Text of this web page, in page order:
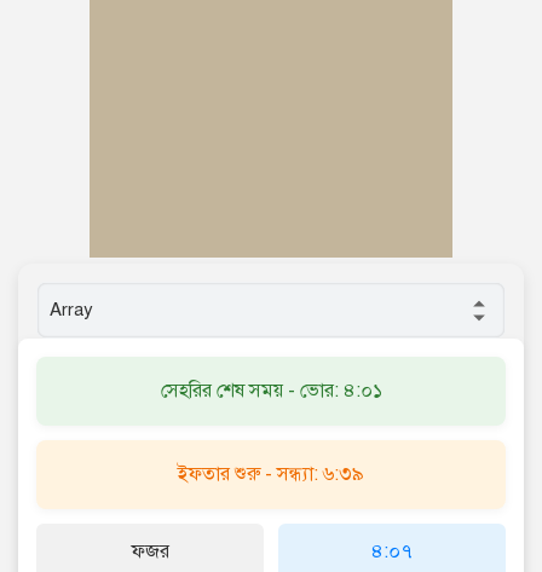
সেহরির শেষ সময় - ভোর: ৪:০১
ইফতার শুরু - সন্ধ্যা: ৬:৩৯
ফজর ৪:০৭